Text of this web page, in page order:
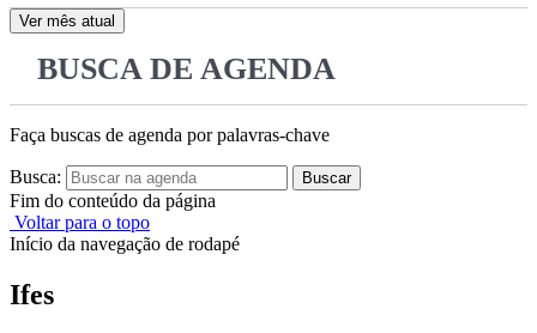
Ver mês atual
BUSCA DE AGENDA
Faça buscas de agenda por palavras-chave
Busca: Buscar
Fim do conteúdo da página
Voltar para o topo
Início da navegação de rodapé
Ifes